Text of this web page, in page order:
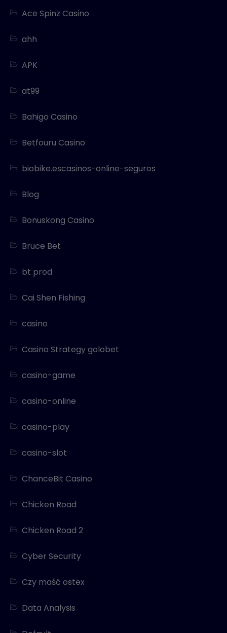
Ace Spinz Casino
ahh
APK
at99
Bahigo Casino
Betfouru Casino
biobike.escasinos-online-seguros
Blog
Bonuskong Casino
Bruce Bet
bt prod
Cai Shen Fishing
casino
Casino Strategy golobet
casino-game
casino-online
casino-play
casino-slot
ChanceBit Casino
Chicken Road
Chicken Road 2
Cyber Security
Czy maść ostex
Data Analysis